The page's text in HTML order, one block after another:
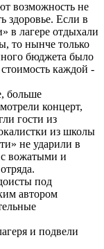
возможность не
здоровье. Если в
в лагере отдыхали
то нынче только
бюджета было
каждой -
больше
концерт,
гости из
из школы
не ударили в
с вожатыми и
под
автором
и подвели